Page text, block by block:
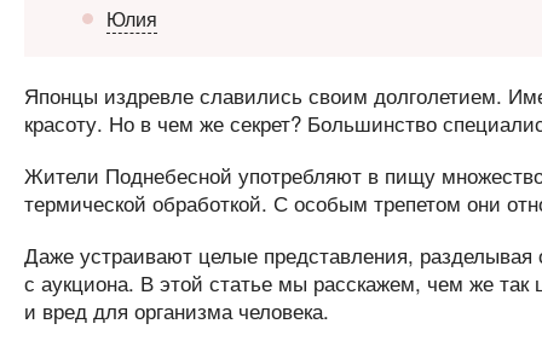
Юлия
Японцы издревле славились своим долголетием.
красоту. Но в чем же секрет? Большинство
Жители Поднебесной употребляют в пищу
термической обработкой. С особым трепетом они
Даже устраивают целые представления,
с аукциона. В этой статье мы расскажем, чем же так
и вред для организма человека.